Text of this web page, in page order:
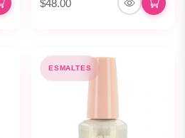
$48.00
ESMALTES